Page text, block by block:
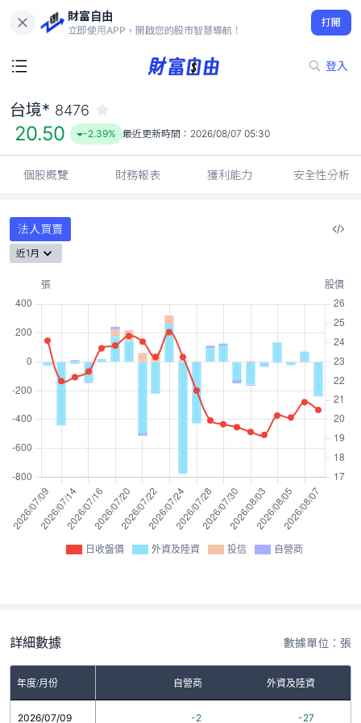
財富自由
立即使用APP，開啟您的股市智慧導航！
打開
登入
20.50
-2.39%
台境* 8476
20.50 -2.39% 最近更新時間： 2026/08/07 05:30
個股概覽 財務報表 獲利能力 安全性分析
法人買賣
近1月
日收盤價 外資及陸資 投信 自營商
詳細數據 數據單位：張
年度/月份 自營商 外資及陸資
2026/07/09 -2 -27